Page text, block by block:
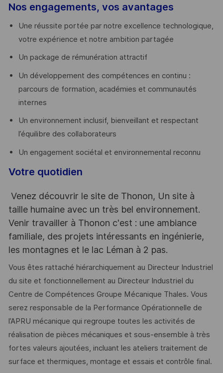
Nos engagements, vos avantages
Une réussite portée par notre excellence technologique,
votre expérience et notre ambition partagée
Un package de rémunération attractif
Un développement des compétences en continu :
parcours de formation, académies et communautés
internes
Un environnement inclusif, bienveillant et respectant
l’équilibre des collaborateurs
Un engagement sociétal et environnemental reconnu
Votre quotidien
Venez découvrir le site de Thonon, Un site à
taille humaine avec un très bel environnement.
Venir travailler à Thonon c'est : une ambiance
familiale, des projets intéressants en ingénierie,
les montagnes et le lac Léman à 2 pas.
Vous êtes rattaché hiérarchiquement au Directeur Industriel
du site et fonctionnellement au Directeur Industriel du
Centre de Compétences Groupe Mécanique Thales. Vous
serez responsable de la Performance Opérationnelle de
l’APRU mécanique qui regroupe toutes les activités de
réalisation de pièces mécaniques et sous-ensemble à très
fortes valeurs ajoutées, incluant les ateliers traitement de
surface et thermiques, montage et essais et contrôle final.